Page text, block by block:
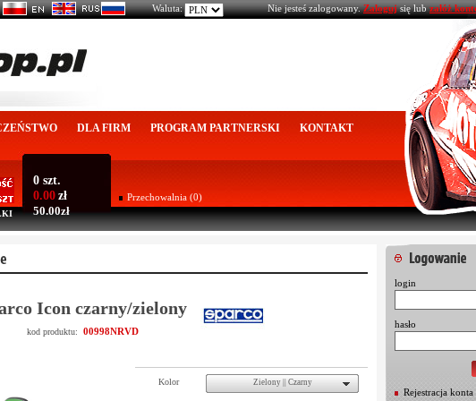
Nie jesteś zalogowany.Zalogujsię lubzałóż
DLA FIRM PROGRAM PARTNERSKI KONTAKT
0 szt.
0.00 zł
50.00zł
Przechowalnia (0)
Waluta:
Icon czarny/zielony
kod produktu: 00998NRVD
Kolor Zielony || Czarny
login
hasło
Rejestracja konta